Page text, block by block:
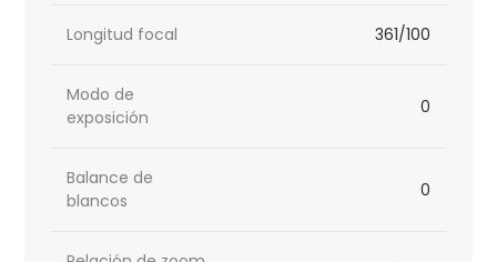
Longitud focal 361/100
Modo de
exposición
0
Balance de
blancos
0